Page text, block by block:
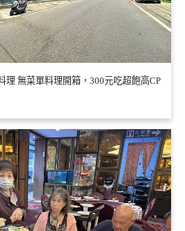
理 無菜單料理開箱，300元吃超飽高CP